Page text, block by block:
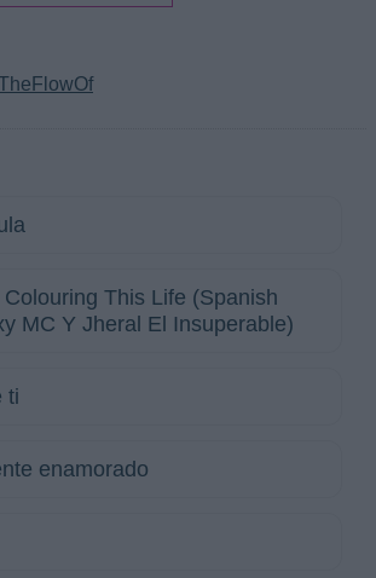
This Life (Spanish
MC Y Jheral El Insuperable)
ti
enamorado